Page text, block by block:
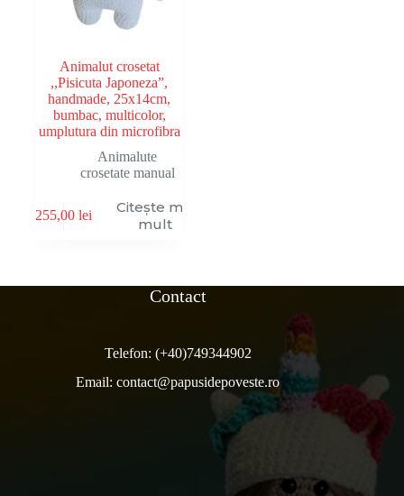
Animalut crosetat
,,Pisicuta Japoneza”,
handmade, 25x14cm,
bumbac, multicolor,
umplutura din microfibra
Animalute
crosetate manual
255,00lei
Citește mai
mult
Contact
Telefon: (+40)749344902
Email:contact@papusidepoveste.ro